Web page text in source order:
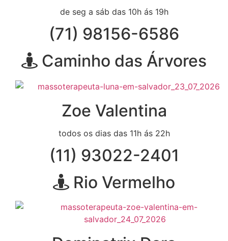
de seg a sáb das 10h ás 19h
(71) 98156-6586
Caminho das Árvores
Zoe Valentina
todos os dias das 11h ás 22h
(11) 93022-2401
Rio Vermelho